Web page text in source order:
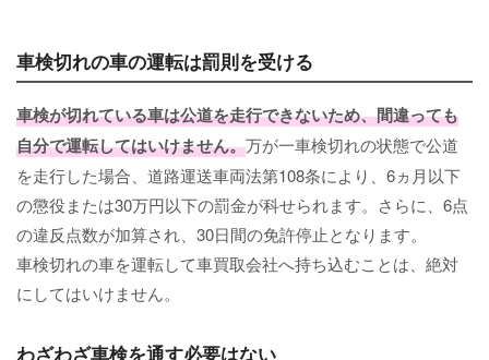
車検切れの車の運転は罰則を受ける
車検が切れている車は公道を走行できないため、間違っても
自分で運転してはいけません。万が一車検切れの状態で公道
を走行した場合、道路運送車両法第108条により、6ヵ月以下
の懲役または30万円以下の罰金が科せられます。さらに、6点
の違反点数が加算され、30日間の免許停止となります。
車検切れの車を運転して車買取会社へ持ち込むことは、絶対
にしてはいけません。
わざわざ車検を通す必要はない